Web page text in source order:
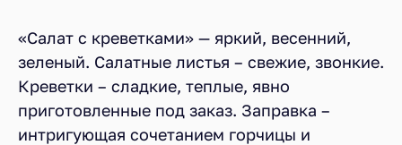
«Салат с креветками» — яркий, весенний,
зеленый. Салатные листья – свежие, звонкие.
Креветки – сладкие, теплые, явно
приготовленные под заказ. Заправка –
интригующая сочетанием горчицы и